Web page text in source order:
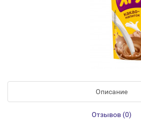
Описание
Отзывов (0)